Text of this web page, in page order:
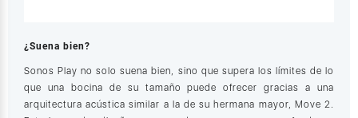
¿Suena bien?
Sonos Play no solo suena bien, sino que supera los límites de lo
que una bocina de su tamaño puede ofrecer gracias a una
arquitectura acústica similar a la de su hermana mayor, Move 2.